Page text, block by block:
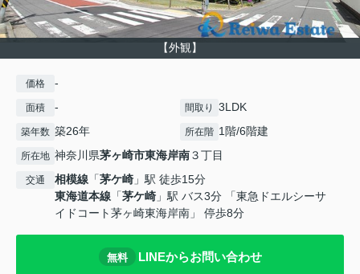
【外観】
価格 -
面積 - 間取り 3LDK
築年数 築26年 所在階 1階/6階建
所在地 神奈川県茅ヶ崎市東海岸南３丁目
交通 相模線 「茅ケ崎 」駅 徒歩15分
東海道本線 「茅ケ崎 」駅 バス3分 「東急ドエルシーサ
イドコート茅ヶ崎東海岸南」 停歩8分
無料 LINEからお問い合わせ